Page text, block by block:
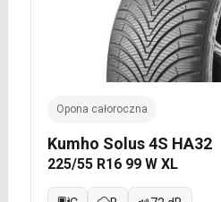
Opona całoroczna
Kumho Solus 4S HA32
225/55 R16 99 W XL